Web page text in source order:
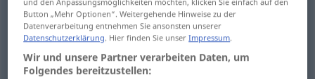
gemein, schofel(ig) sjofel
schäbig sjofel
Button „Mehr Optionen“. Weitergehende Hinweise zu der
Datenverarbeitung entnehmen Sie ansonsten unserer
Datenschutzerklärung. Hier finden Sie unserImpressum.
Wir und unsere Partner verarbeiten Daten, um
Folgendes bereitzustellen: